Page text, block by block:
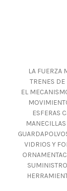
LA
TRENES
EL
VIDRIOS Y